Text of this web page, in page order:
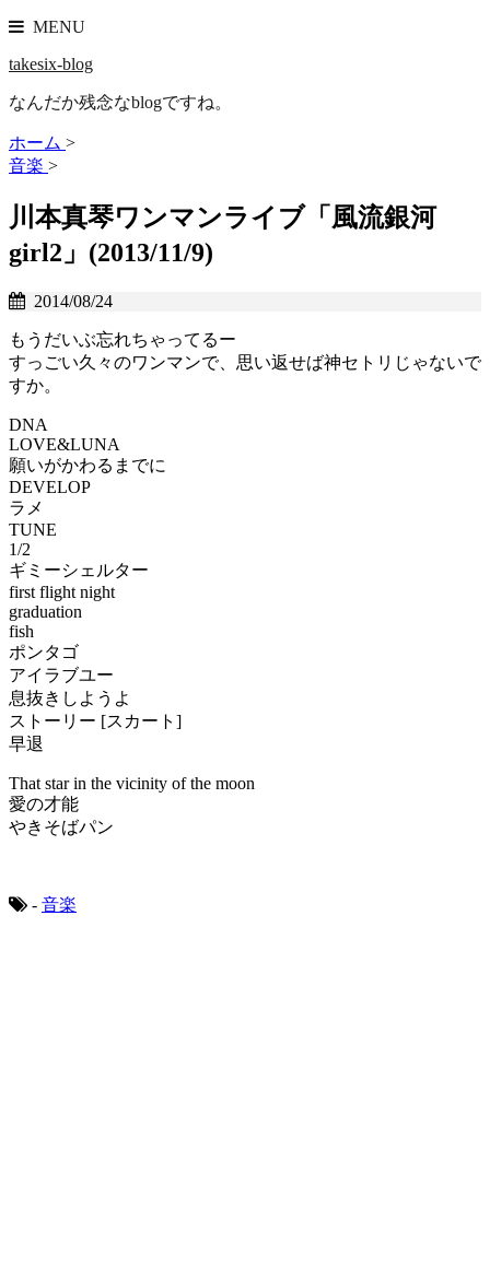
MENU
takesix-blog
なんだか残念なblogですね。
ホーム >
音楽 >
川本真琴ワンマンライブ「風流銀河
girl2」(2013/11/9)
2014/08/24
もうだいぶ忘れちゃってるー
すっごい久々のワンマンで、思い返せば神セトリじゃないで
すか。
DNA
LOVE&LUNA
願いがかわるまでに
DEVELOP
ラメ
TUNE
1/2
ギミーシェルター
first flight night
graduation
fish
ポンタゴ
アイラブユー
息抜きしようよ
ストーリー [スカート]
早退
That star in the vicinity of the moon
愛の才能
やきそばパン
- 音楽